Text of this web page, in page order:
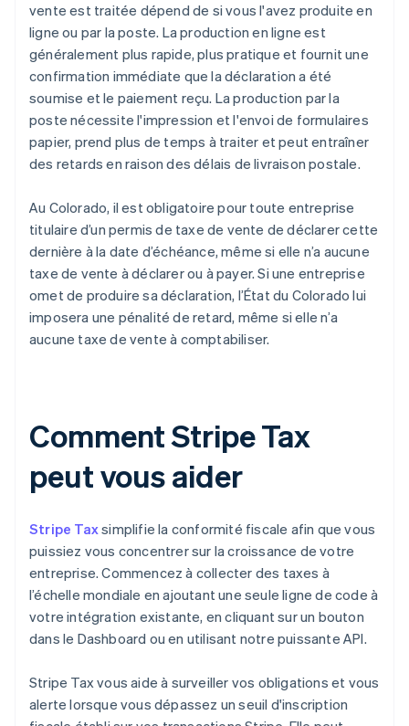
vente est traitée dépend de si vous l'avez produite en
ligne ou par la poste. La production en ligne est
généralement plus rapide, plus pratique et fournit une
confirmation immédiate que la déclaration a été
soumise et le paiement reçu. La production par la
poste nécessite l'impression et l'envoi de formulaires
papier, prend plus de temps à traiter et peut entraîner
des retards en raison des délais de livraison postale.
Au Colorado, il est obligatoire pour toute entreprise
titulaire d’un permis de taxe de vente de déclarer cette
dernière à la date d’échéance, même si elle n’a aucune
taxe de vente à déclarer ou à payer. Si une entreprise
omet de produire sa déclaration, l’État du Colorado lui
imposera une pénalité de retard, même si elle n’a
aucune taxe de vente à comptabiliser.
Comment Stripe Tax
peut vous aider
Stripe Taxsimplifie la conformité fiscale afin que vous
puissiez vous concentrer sur la croissance de votre
entreprise. Commencez à collecter des taxes à
l’échelle mondiale en ajoutant une seule ligne de code à
votre intégration existante, en cliquant sur un bouton
dans le Dashboard ou en utilisant notre puissante API.
Stripe Tax vous aide à surveiller vos obligations et vous
alerte lorsque vous dépassez un seuil d'inscription